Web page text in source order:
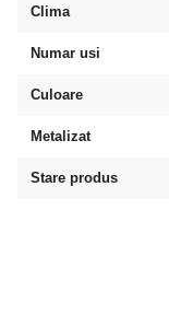
Clima
Numar usi
Culoare
Metalizat
Stare produs